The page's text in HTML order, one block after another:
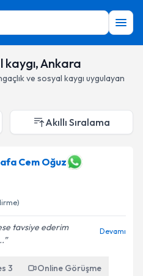
kaygı, Ankara
ve sosyal kaygı uygulayan
Akıllı Sıralama
Cem Oğuz
tavsiye ederim
Devamı
3 Online Görüşme